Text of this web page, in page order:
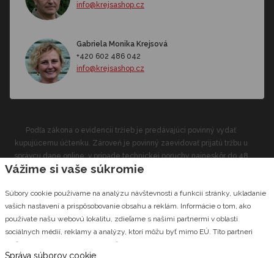
info@krejsashop.cz
Gabriela Monika Krejsová
+420 602 486 042
info@krejsashop.cz
Podľa zákona o evidencii tržieb je predávajúci povinný vydať
kupujúcemu účtenku. Zároveň je povinný zaevidovať prijatú tržbu u
správcu dane online; v prípade technickej poruchy najneskôr do 48
hodín.
© 2026 Krejsashop.cz Vyrobilo štúdio
Vážime si vaše súkromie
Súbory cookie používame na analýzu návštevnosti a funkcií stránky, ukladanie
vašich nastavení a prispôsobovanie obsahu a reklám. Informácie o tom, ako
používate našu webovú lokalitu, zdieľame s našimi partnermi v oblasti
sociálnych médií, reklamy a analýzy, ktorí môžu byť mimo EÚ. Títo partneri
môžu tieto informácie kombinovať s inými informáciami, ktoré ste im poskytli
Správa súborov cookie